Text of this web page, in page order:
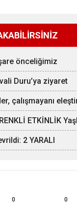
önceliğimiz
Duru’ya ziyaret
çalışmayanı
RENKLİ ETKİNLİK
2 YARALI
0 0